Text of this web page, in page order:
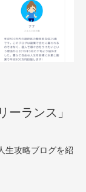
ーランス」
生攻略ブログを紹